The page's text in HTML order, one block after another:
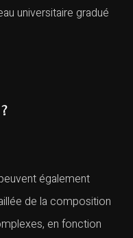
universitaire gradué
également
de la composition
en fonction